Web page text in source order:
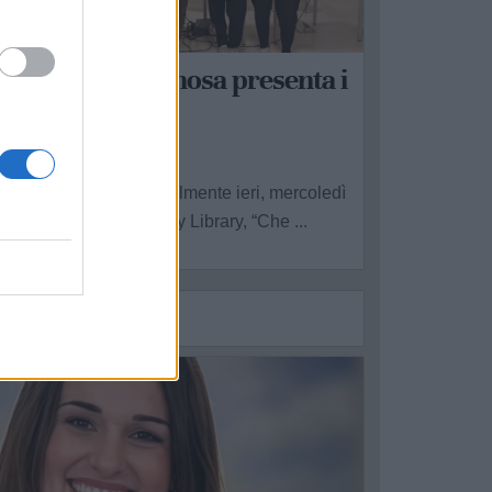
Estate!": Ginosa presenta i
Redazione - gio 9 luglio
stato presentato ufficialmente ieri, mercoledì
luglio, nella Community Library, “Che ...